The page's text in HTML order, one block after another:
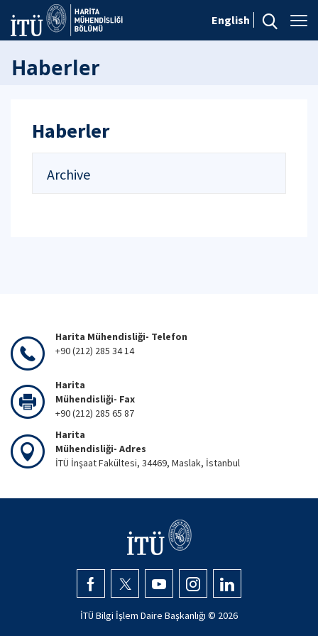
English
Haberler
Haberler
Archive
Harita Mühendisliği- Telefon
+90 (212) 285 34 14
Harita
Mühendisliği- Fax
+90 (212) 285 65 87
Harita
Mühendisliği- Adres
İTÜ İnşaat Fakültesi, 34469, Maslak, İstanbul
İTÜ Bilgi İşlem Daire Başkanlığı © 2026